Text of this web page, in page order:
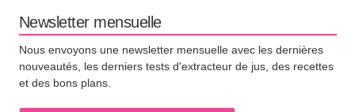
Newsletter mensuelle
Nous envoyons une newsletter mensuelle avec les dernières
nouveautés, les derniers tests d'extracteur de jus, des recettes
et des bons plans.